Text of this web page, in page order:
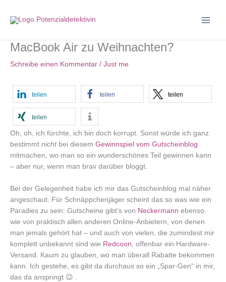
Inhalt
MacBook Air zu Weihnachten?
Schreibe einen Kommentar / Just me
teilen teilen teilen
teilen
Oh, oh, ich fürchte, ich bin doch korrupt. Sonst würde ich ganz
bestimmt nichtbei diesem Gewinnspiel vom Gutscheinblog
mitmachen, wo man so ein wunderschönes Teil gewinnen kann
– aber nur, wenn man brav darüber bloggt.
Bei der Gelegenheit habe ich mir das Gutscheinblog mal näher
angeschaut. Für Schnäppchenjäger scheint das so was wie ein
Paradies zu sein: Gutscheine gibt’s von Neckermann ebenso
wie von praktisch allen anderen Online-Anbietern, von denen
man jemals gehört hat – und auch von vielen, die zumindest mir
komplett unbekannt sind wie Redcoon, offenbar ein Hardware-
Versand. Kaum zu glauben, wo man überall Rabatte bekommen
kann. Ich gestehe, es gibt da durchaus so ein „Spar-Gen“ in mir,
das da anspringt 😉 .